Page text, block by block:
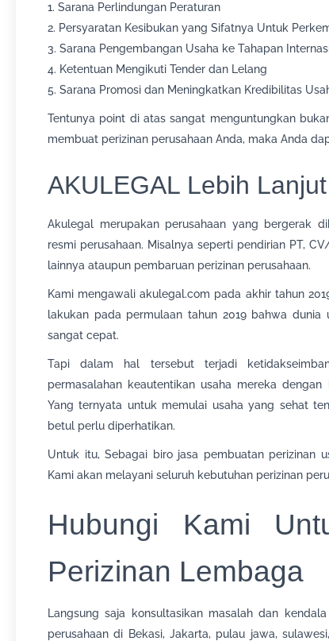
1. Sarana Perlindungan Peraturan
2. Persyaratan Kesibukan yang Sifatnya Untuk
3. Sarana Pengembangan Usaha ke Tahapan
4. Ketentuan Mengikuti Tender dan Lelang
5. Sarana Promosi dan Meningkatkan Kredibilitas
Tentunya point di atas sangat menguntungkan
membuat perizinan perusahaan Anda, maka Anda
AKULEGAL Lebih Lanjut
Akulegal merupakan perusahaan yang bergerak
resmi perusahaan. Misalnya seperti pendirian PT,
lainnya ataupun pembaruan perizinan perusahaan.
Kami mengawali akulegal.com pada akhir tahun
lakukan pada permulaan tahun 2019 bahwa
sangat cepat.
Tapi dalam hal tersebut terjadi
permasalahan keautentikan usaha mereka
Yang ternyata untuk memulai usaha yang sehat
betul perlu diperhatikan.
Untuk itu, Sebagai biro jasa pembuatan perizinan
Kami akan melayani seluruh kebutuhan perizinan
Hubungi Kami
Perizinan Lembaga
Langsung saja konsultasikan masalah dan
perusahaan di Bekasi, Jakarta, pulau jawa,